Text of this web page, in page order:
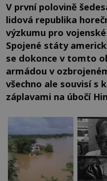
V první polovině
lidová republika
výzkumu pro
Spojené státy
se dokonce v tomto
armádou v
všechno ale souvisí s
záplavami na úbočí